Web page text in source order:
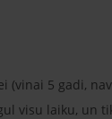
(vinai 5 gadi,
visu laiku, un